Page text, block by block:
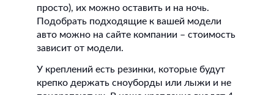
просто), их можно оставить и на ночь.
Подобрать подходящие к вашей модели
авто можно на сайте компании – стоимость
зависит от модели.
У креплений есть резинки, которые будут
крепко держать сноуборды или лыжи и не